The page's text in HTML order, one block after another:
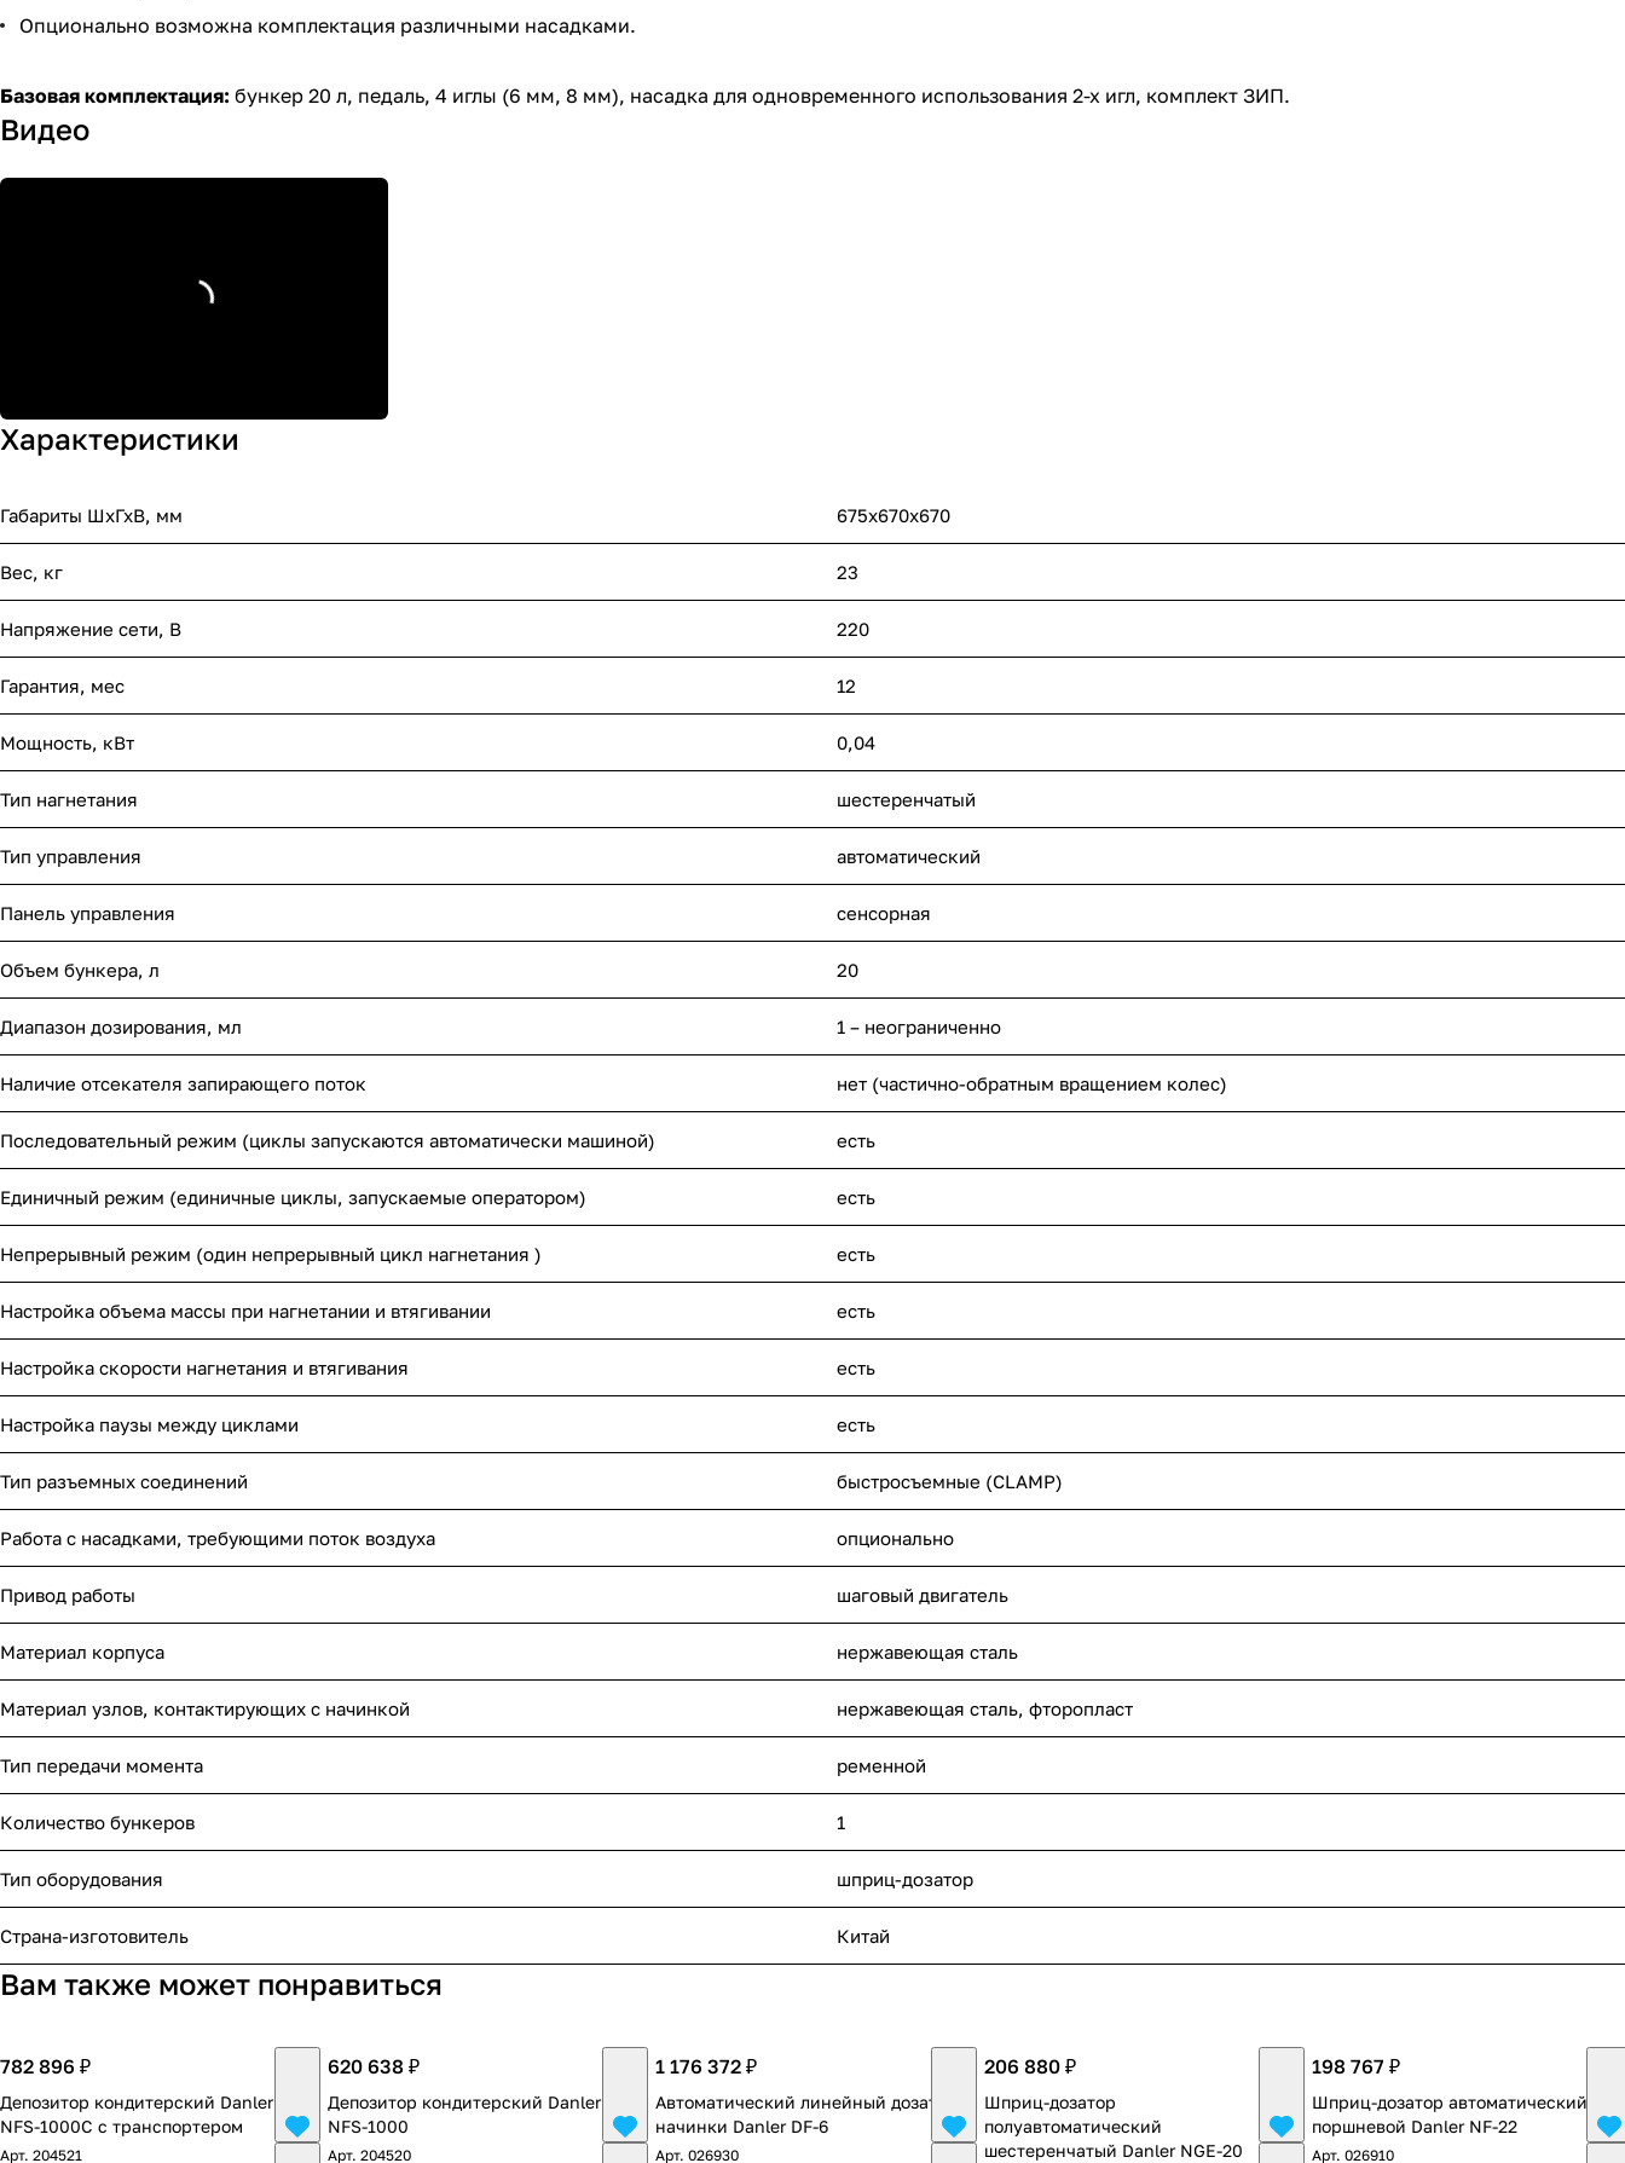
Опционально возможна комплектация различными насадками.
Базовая комплектация: бункер 20 л, педаль, 4 иглы (6 мм, 8 мм), насадка для одновременного использования 2-х игл, комплект ЗИП.
Видео
Характеристики
Габариты ШхГхВ, мм 675х670х670
Вес, кг 23
Напряжение сети, В 220
Гарантия, мес 12
Мощность, кВт 0,04
Тип нагнетания шестеренчатый
Тип управления автоматический
Панель управления сенсорная
Объем бункера, л 20
Диапазон дозирования, мл 1 – неограниченно
Наличие отсекателя запирающего поток нет (частично-обратным вращением колес)
Последовательный режим (циклы запускаются автоматически машиной) есть
Единичный режим (единичные циклы, запускаемые оператором) есть
Непрерывный режим (один непрерывный цикл нагнетания ) есть
Настройка объема массы при нагнетании и втягивании есть
Настройка скорости нагнетания и втягивания есть
Настройка паузы между циклами есть
Тип разъемных соединений быстросъемные (CLAMP)
Работа с насадками, требующими поток воздуха опционально
Привод работы шаговый двигатель
Материал корпуса нержавеющая сталь
Материал узлов, контактирующих с начинкой нержавеющая сталь, фторопласт
Тип передачи момента ременной
Количество бункеров 1
Тип оборудования шприц-дозатор
Страна-изготовитель Китай
Вам также может понравиться
782 896 ₽
Депозитор кондитерский Danler
NFS-1000C с транспортером
Арт. 204521
620 638 ₽
Депозитор кондитерский Danler
NFS-1000
Арт.204520
1 176 372 ₽
Автоматический линейный дозатор
начинки Danler DF-6
Арт.026930
206 880 ₽
Шприц-дозатор
полуавтоматический
шестеренчатый Danler NGE-20
198 767 ₽
Шприц-дозатор автоматический
поршневой Danler NF-22
Арт. 026910